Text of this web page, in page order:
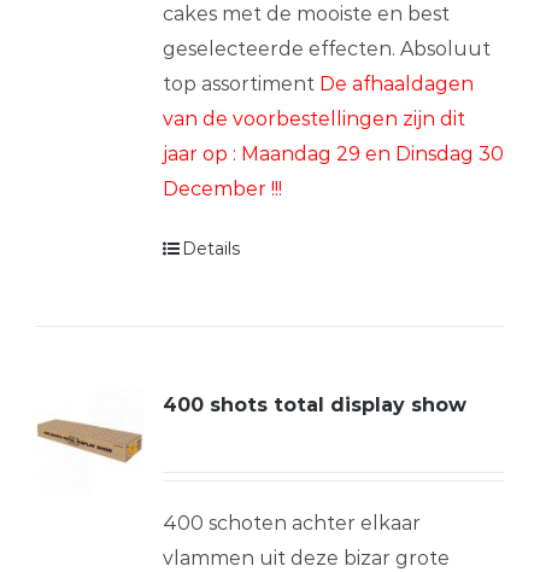
cakes met de mooiste en best
geselecteerde effecten. Absoluut
top assortiment De afhaaldagen
van de voorbestellingen zijn dit
jaar op : Maandag 29 en Dinsdag 30
December !!!
Details
400 shots total display show
400 schoten achter elkaar
vlammen uit deze bizar grote